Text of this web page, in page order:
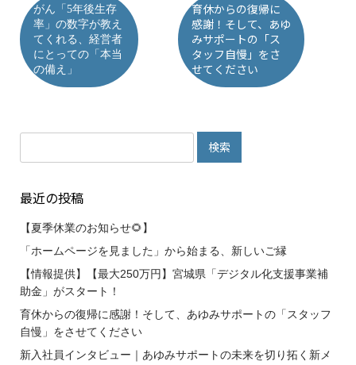
がん「5年後生存
率」の数字が教え
てくれる、経営者
にとっての「本当
の備え」
育休からの復帰に
感謝！そして、あゆ
みサポートの「ス
タッフ自慢」をさ
せてください
検
最近の投稿
【夏季休業のお知らせ🌻】
「ホームページを見ました」から始まる、新しいご縁
【情報提供】【最大250万円】宮城県「デジタル化支援事業補
助金」がスタート！
育休からの復帰に感謝！そして、あゆみサポートの「スタッフ
自慢」をさせてください
新入社員インタビュー｜あゆみサポートの未来を切り拓く新メ